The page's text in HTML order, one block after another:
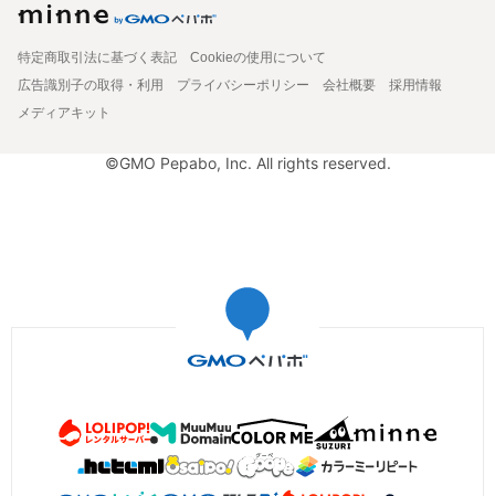
特定商取引法に基づく表記
Cookieの使用について
広告識別子の取得・利用
プライバシーポリシー 会社概要
採用情報
メディアキット
©GMO Pepabo, Inc. All rights reserved.